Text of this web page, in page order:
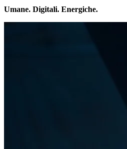
Umane. Digitali. Energiche.